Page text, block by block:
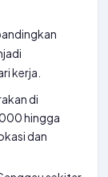
kerja.
di
hingga
dan